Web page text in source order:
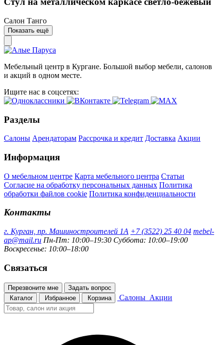
Салон Танго
Показать ещё
Мебельный центр в Кургане. Большой выбор мебели, салонов
и акций в одном месте.
Ищите нас в соцсетях:
Разделы
Салоны Арендаторам Рассрочка и кредит Доставка Акции
Информация
О мебельном центре Карта мебельного центра Статьи
Согласие на обработку персональных данных Политика
обработки файлов cookie Политика конфиденциальности
Контакты
г. Курган, пр. Машиностроителей 1А +7 (3522) 25 40 04 mebel-
ap@mail.ru Пн-Пт: 10:00–19:30 Суббота: 10:00–19:00
Воскресенье: 10:00–18:00
Связаться
Перезвоните мне
Задать вопрос
Каталог
Избранное Корзина Салоны Акции